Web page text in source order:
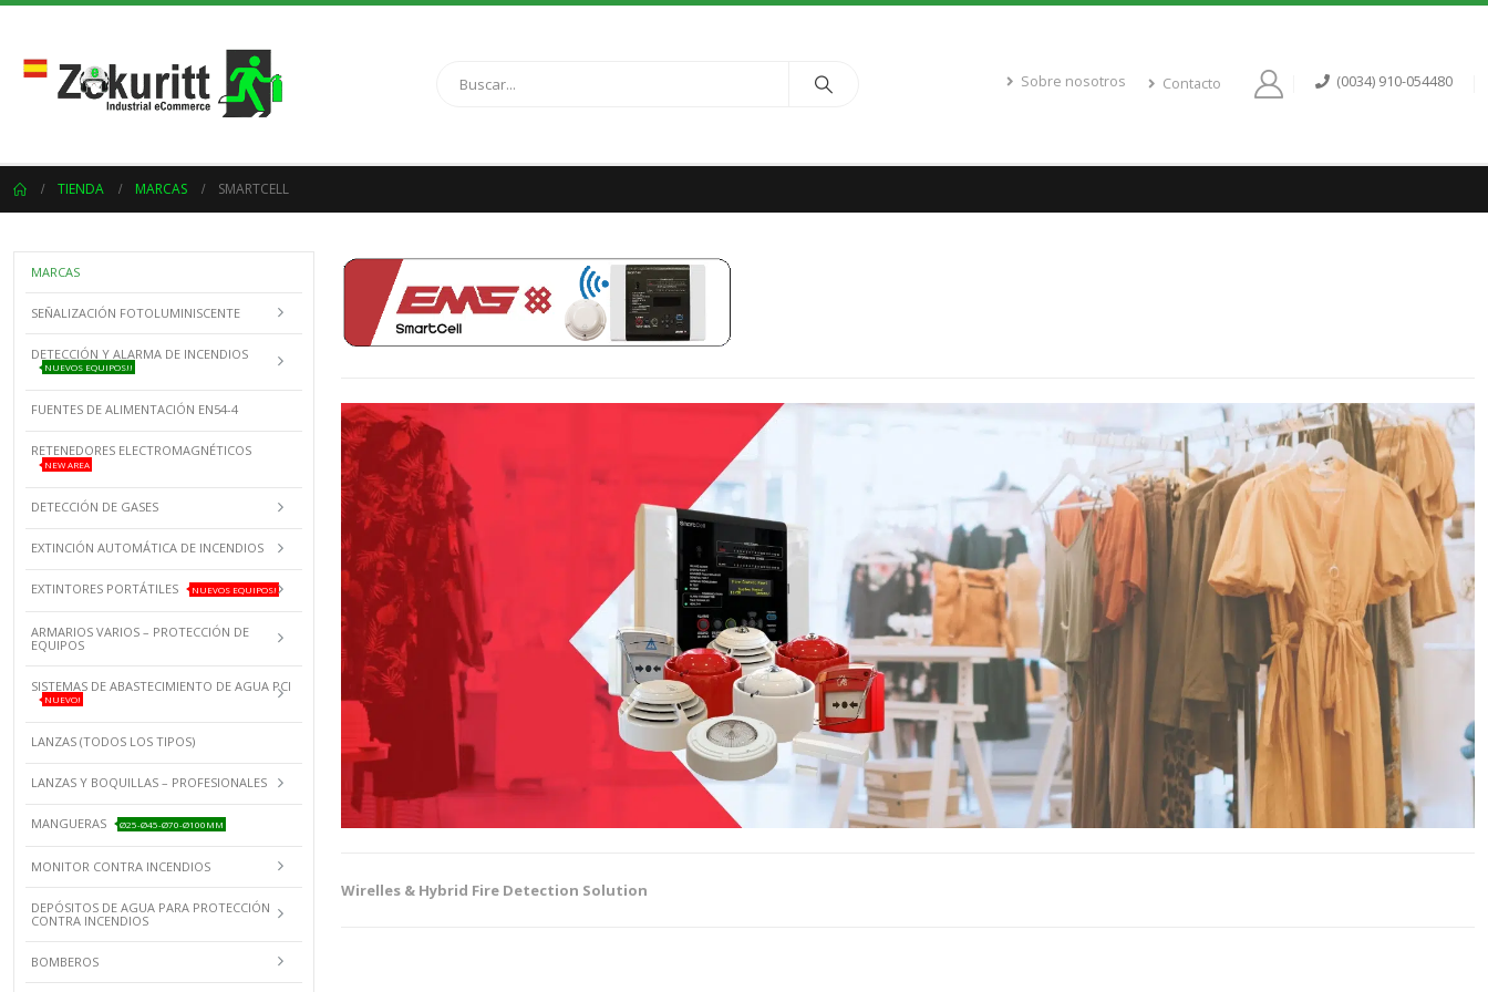
Sobre nosotros Contacto (0034) 910-054480
TIENDA MARCAS SMARTCELL
Wirelles & Hybrid Fire Detection Solution
MARCAS
SEÑALIZACIÓN FOTOLUMINISCENTE
DETECCIÓN Y ALARMA DE INCENDIOS
NUEVOS EQUIPOS!!
FUENTES DE ALIMENTACIÓN EN54-4
RETENEDORES ELECTROMAGNÉTICOS
NEW AREA
DETECCIÓN DE GASES
EXTINCIÓN AUTOMÁTICA DE INCENDIOS
EXTINTORES PORTÁTILES NUEVOS EQUIPOS!
ARMARIOS VARIOS – PROTECCIÓN DE
EQUIPOS
SISTEMAS DE ABASTECIMIENTO DE AGUA PCI
NUEVO!
LANZAS (TODOS LOS TIPOS)
LANZAS Y BOQUILLAS – PROFESIONALES
MANGUERAS Ø25-Ø45-Ø70-Ø100MM
MONITOR CONTRA INCENDIOS
DEPÓSITOS DE AGUA PARA PROTECCIÓN
CONTRA INCENDIOS
BOMBEROS